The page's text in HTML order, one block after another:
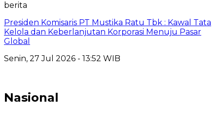
berita
Presiden Komisaris PT Mustika Ratu Tbk : Kawal Tata
Kelola dan Keberlanjutan Korporasi Menuju Pasar
Global
Senin, 27 Jul 2026 - 13:52 WIB
Nasional